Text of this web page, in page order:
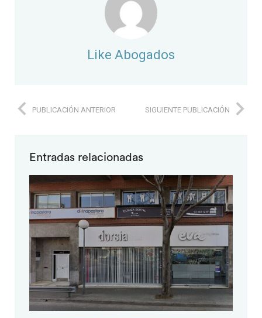
Like Abogados
PUBLICACIÓN ANTERIOR SIGUIENTE PUBLICACIÓN
Entradas relacionadas